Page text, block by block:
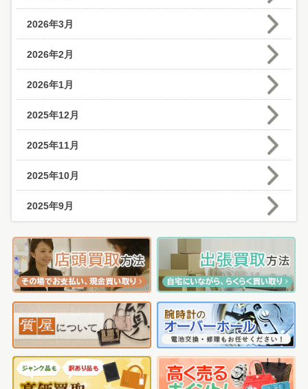
2026年3月
2026年2月
2026年1月
2025年12月
2025年11月
2025年10月
2025年9月